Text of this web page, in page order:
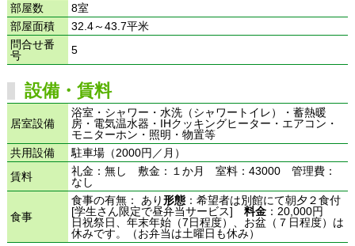
部屋数
8室
部屋面積
32.4～43.7平米
問合せ番
号
5
設備・賃料
居室設備
浴室・シャワー・水洗（シャワートイレ）・蓄熱暖
房・電気温水器・IHクッキングヒーター・エアコン・
モニターホン・照明・物置等
共用設備
駐車場（2000円／月）
賃料
礼金：無し 敷金：１か月 室料：43000 管理費：
なし
食事
食事の有無： あり形態 ：希望者は別館にて朝夕２食付
[学生さん限定で昼弁当サービス]料金 ：20,000円
日祝祭日、年末年始（7日程度）、お盆（７日程度）は
休みです。（お弁当は土曜日も休み）